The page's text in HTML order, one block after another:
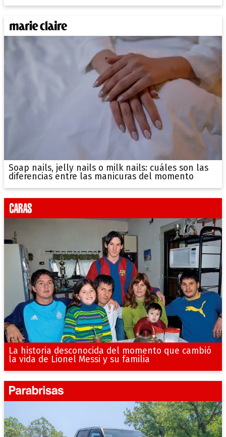
Soap nails, jelly nails o milk nails: cuáles son las
diferencias entre las manicuras del momento
La historia desconocida del momento que cambió
la vida de Lionel Messi y su familia